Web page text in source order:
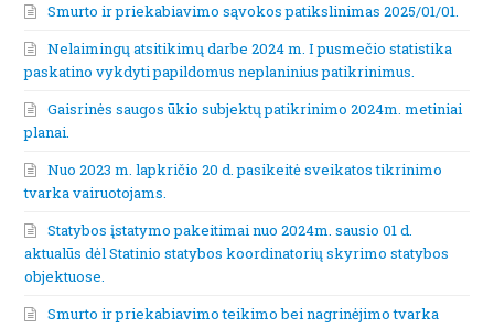
Smurto ir priekabiavimo sąvokos patikslinimas 2025/01/01.
Nelaimingų atsitikimų darbe 2024 m. I pusmečio statistika
paskatino vykdyti papildomus neplaninius patikrinimus.
Gaisrinės saugos ūkio subjektų patikrinimo 2024m. metiniai
planai.
Nuo 2023 m. lapkričio 20 d. pasikeitė sveikatos tikrinimo
tvarka vairuotojams.
Statybos įstatymo pakeitimai nuo 2024m. sausio 01 d.
aktualūs dėl Statinio statybos koordinatorių skyrimo statybos
objektuose.
Smurto ir priekabiavimo teikimo bei nagrinėjimo tvarka